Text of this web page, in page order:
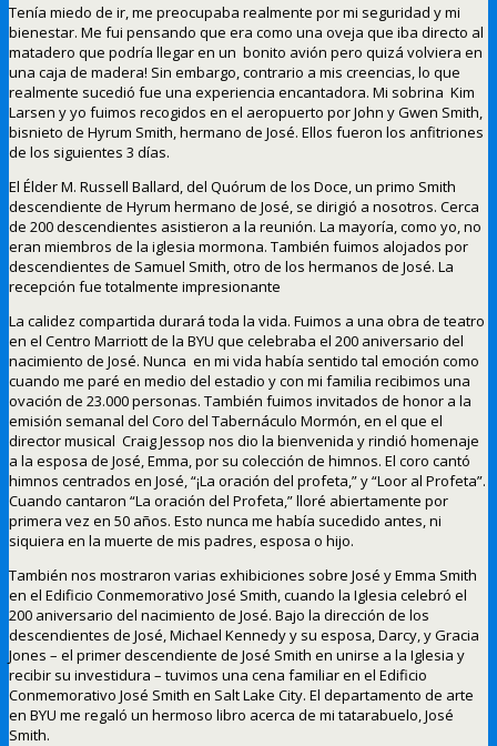
Tenía miedo de ir, me preocupaba realmente por mi seguridad y mi
bienestar. Me fui pensando que era como una oveja que iba directo al
matadero que podría llegar en un bonito avión pero quizá volviera en
una caja de madera! Sin embargo, contrario a mis creencias, lo que
realmente sucedió fue una experiencia encantadora. Mi sobrina Kim
Larsen y yo fuimos recogidos en el aeropuerto por John y Gwen Smith,
bisnieto de Hyrum Smith, hermano de José. Ellos fueron los anfitriones
de los siguientes 3 días.
El Élder M. Russell Ballard, del Quórum de los Doce, un primo Smith
descendiente de Hyrum hermano de José, se dirigió a nosotros. Cerca
de 200 descendientes asistieron a la reunión. La mayoría, como yo, no
eran miembros de la iglesia mormona. También fuimos alojados por
descendientes de Samuel Smith, otro de los hermanos de José. La
recepción fue totalmente impresionante
La calidez compartida durará toda la vida. Fuimos a una obra de teatro
en el Centro Marriott de la BYU que celebraba el 200 aniversario del
nacimiento de José. Nunca en mi vida había sentido tal emoción como
cuando me paré en medio del estadio y con mi familia recibimos una
ovación de 23.000 personas. También fuimos invitados de honor a la
emisión semanal del Coro del Tabernáculo Mormón, en el que el
director musical Craig Jessop nos dio la bienvenida y rindió homenaje
a la esposa de José, Emma, por su colección de himnos. El coro cantó
himnos centrados en José, “¡La oración del profeta,” y “Loor al Profeta”.
Cuando cantaron “La oración del Profeta,” lloré abiertamente por
primera vez en 50 años. Esto nunca me había sucedido antes, ni
siquiera en la muerte de mis padres, esposa o hijo.
También nos mostraron varias exhibiciones sobre José y Emma Smith
en el Edificio Conmemorativo José Smith, cuando la Iglesia celebró el
200 aniversario del nacimiento de José. Bajo la dirección de los
descendientes de José, Michael Kennedy y su esposa, Darcy, y Gracia
Jones – el primer descendiente de José Smith en unirse a la Iglesia y
recibir su investidura – tuvimos una cena familiar en el Edificio
Conmemorativo José Smith en Salt Lake City. El departamento de arte
en BYU me regaló un hermoso libro acerca de mi tatarabuelo, José
Smith.